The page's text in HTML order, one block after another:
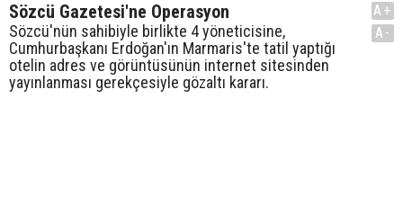
Sözcü Gazetesi'ne Operasyon
Sözcü'nün sahibiyle birlikte 4 yöneticisine,
Cumhurbaşkanı Erdoğan'ın Marmaris'te tatil yaptığı
otelin adres ve görüntüsünün internet sitesinden
yayınlanması gerekçesiyle gözaltı kararı.
A+
A-